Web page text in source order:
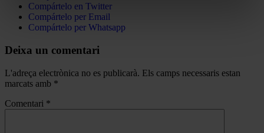
Compártelo en Twitter
Compártelo per Email
Compártelo per Whatsapp
Deixa un comentari
L'adreça electrònica no es publicarà. Els camps necessaris estan
marcats amb *
Comentari *